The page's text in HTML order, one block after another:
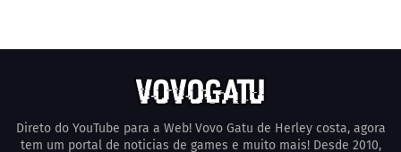
Direto do YouTube para a Web! Vovo Gatu de Herley costa, agora
tem um portal de noticias de games e muito mais! Desde 2010,